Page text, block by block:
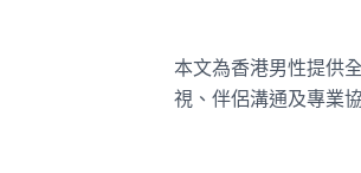
本文為香港男性提供
視、伴侶溝通及專業